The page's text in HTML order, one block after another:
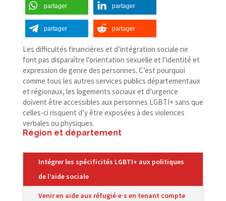
partager partager
partager partager
Les difficultés financières et d’intégration sociale ne
font pas disparaître l’orientation sexuelle et l’identité et
expression de genre des personnes. C’est pourquoi
comme tous les autres services publics départementaux
et régionaux, les logements sociaux et d’urgence
doivent être accessibles aux personnes LGBTI+ sans que
celles-​ci risquent d’y être exposées à des violences
verbales ou physiques.
Région et département
Intégrer les spécificités LGBTI+ aux politiques
de l’aide sociale
Venir en aide aux réfugié·e·s en tenant compte